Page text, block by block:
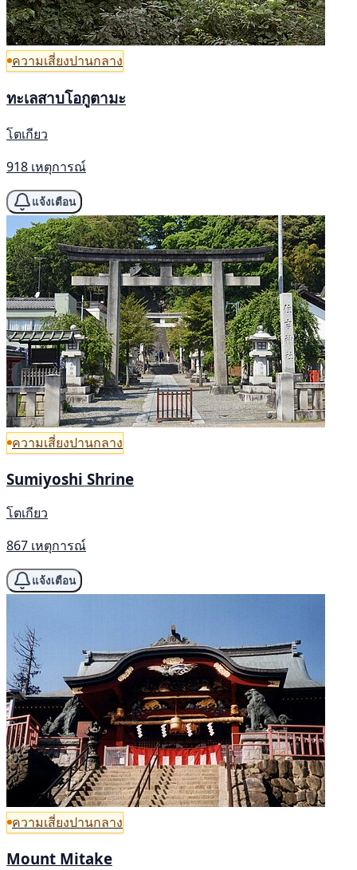
ความเสี่ยงปานกลาง
ทะเลสาบโอกูตามะ
โตเกียว
918 เหตุการณ์
แจ้งเตือน
ความเสี่ยงปานกลาง
Sumiyoshi Shrine
โตเกียว
867 เหตุการณ์
แจ้งเตือน
ความเสี่ยงปานกลาง
Mount Mitake